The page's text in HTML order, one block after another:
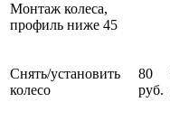
Монтаж колеса,
профиль ниже 45
Снять/установить
колесо
80
руб.